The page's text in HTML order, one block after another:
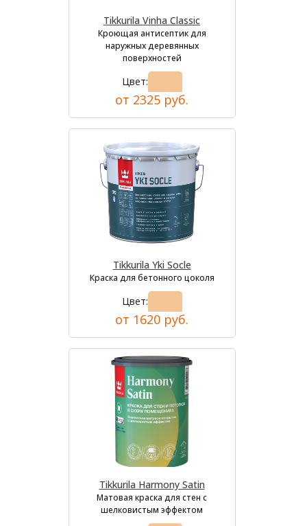
Tikkurila Vinha Classic
Кроющая антисептик для
наружных деревянных
поверхностей
Цвет:
от 2325 руб.
Tikkurila Yki Socle
Краска для бетонного цоколя
Цвет:
от 1620 руб.
Tikkurila Harmony Satin
Матовая краска для стен с
шелковистым эффектом